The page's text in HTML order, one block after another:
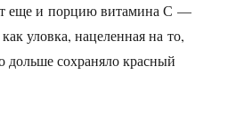
еще и порцию витамина С —
уловка, нацеленная на то,
дольше сохраняло красный